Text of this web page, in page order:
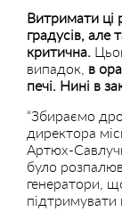
Витримати ці
градусів, але
критична.
випадок, в
печі. Нині в
“Збираємо
директора
Артюх-
було
генератори,
підтримувати